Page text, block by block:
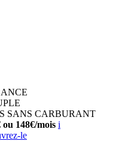
SANS CARBURANT
148€/mois i
le